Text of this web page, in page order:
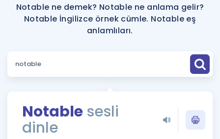
ÜYE DEĞİLİM
Faydalı Araçlar
Sözlük
Rehberlik Aracı
ÖSYM Sınav Takvimi
Hakkımızda
Notable ne demek? Notable ne anlama gelir?
Notable İngilizce örnek cümle. Notable eş
anlamlıları.
Notable sesli
dinle